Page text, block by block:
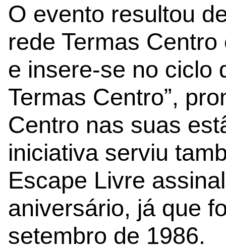
O evento resultou
rede Termas
e insere-se no ciclo
Termas Centro”,
Centro nas suas
iniciativa serviu
Escape Livre
aniversário, já que
setembro de 1986.